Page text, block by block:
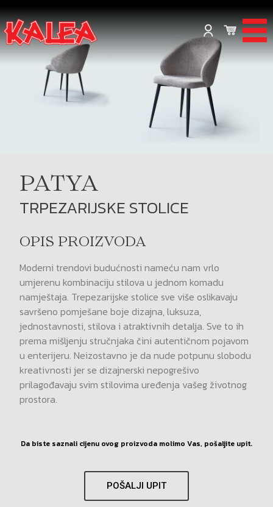
PATYA
TRPEZARIJSKE STOLICE
OPIS PROIZVODA
Moderni trendovi budućnosti nameću nam vrlo
umjerenu kombinaciju stilova u jednom komadu
namještaja. Trepezarijske stolice sve više oslikavaju
savršeno pomješane boje dizajna, luksuza,
jednostavnosti, stilova i atraktivnih detalja. Sve to ih
prema mišljenju stručnjaka čini autentičnom pojavom
u enterijeru. Neizostavno je da nude potpunu slobodu
kreativnosti jer se dizajnerski nepogrešivo
prilagođavaju svim stilovima uređenja vašeg životnog
prostora.
Da biste saznali cijenu ovog proizvoda molimo Vas, pošaljite upit.
POŠALJI UPIT